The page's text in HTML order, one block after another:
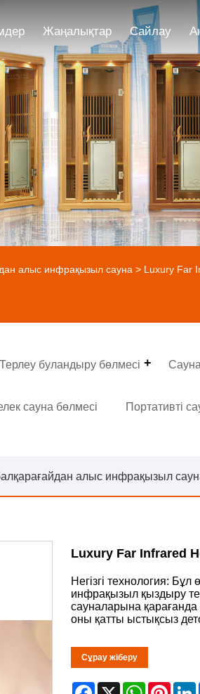
Жаңалықтар Сайлау
алыс инфрақызыл сауна > Luxury Far
Терлеу буландыру бөлмесі
сауна бөлмесі Портативті
алыс инфрақызыл
Luxury Far Infrared
Негізгі технология:
инфрақызыл қыздыру
сауналарына
оны қатты ыстықсыз
Сұрау жіберу
Facebook
X WhatsApp